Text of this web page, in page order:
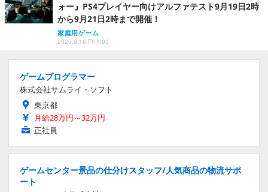
ォー』PS4プレイヤー向けアルファテスト9月19日2時
から9月21日2時まで開催！
家庭用ゲーム
2020.9.18 Fri 1:03
ゲームプログラマー
株式会社サムライ・ソフト
東京都
月給28万円～32万円
正社員
ゲームセンター景品の仕分けスタッフ/人気商品の物流サポ
ート